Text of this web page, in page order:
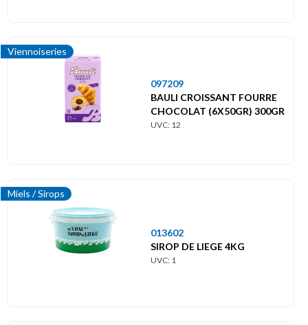
Viennoiseries
097209
BAULI CROISSANT FOURRE
CHOCOLAT (6X50GR) 300GR
UVC: 12
Miels / Sirops
013602
SIROP DE LIEGE 4KG
UVC: 1